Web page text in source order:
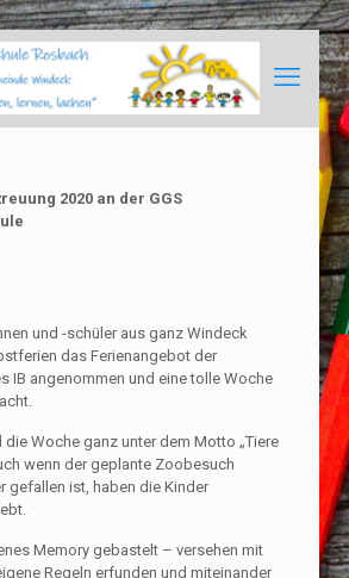
2020 an der GGS
und -schüler aus ganz Windeck
das Ferienangebot der
IB angenommen und eine tolle Woche
Woche ganz unter dem Motto „Tiere
wenn der geplante Zoobesuch
gefallen ist, haben die Kinder
Memory gebastelt – versehen mit
Regeln erfunden und miteinander